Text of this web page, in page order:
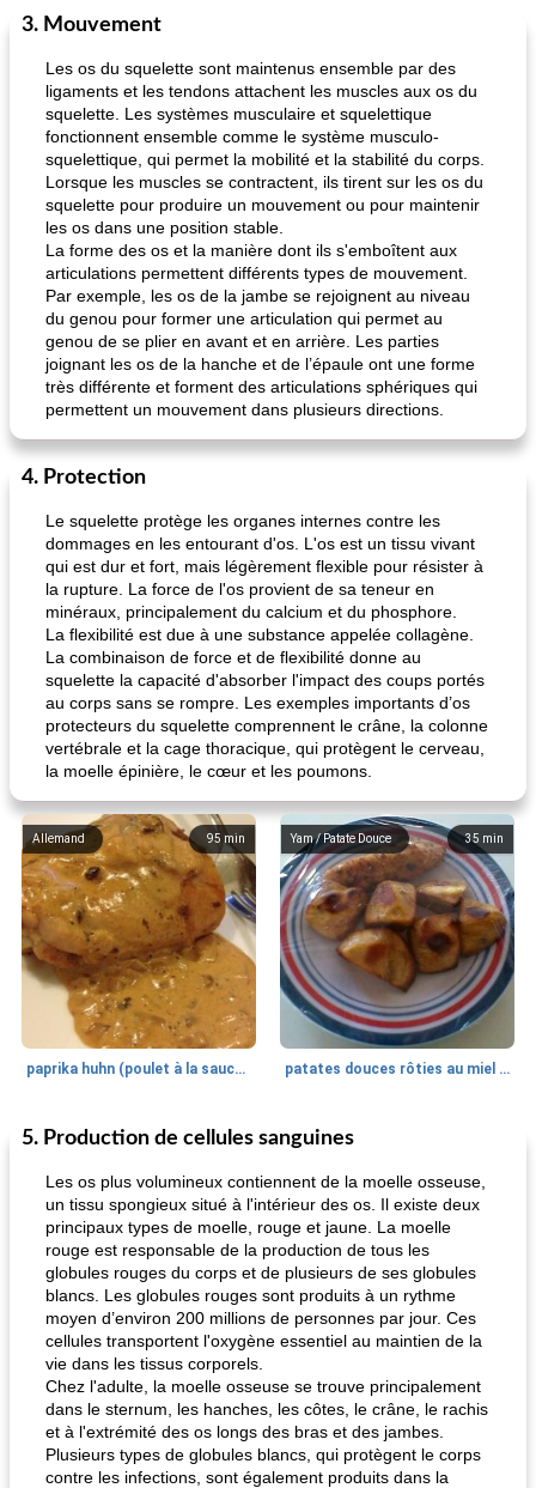
3. Mouvement
Les os du squelette sont maintenus ensemble par des
ligaments et les tendons attachent les muscles aux os du
squelette. Les systèmes musculaire et squelettique
fonctionnent ensemble comme le système musculo-
squelettique, qui permet la mobilité et la stabilité du corps.
Lorsque les muscles se contractent, ils tirent sur les os du
squelette pour produire un mouvement ou pour maintenir
les os dans une position stable.
La forme des os et la manière dont ils s'emboîtent aux
articulations permettent différents types de mouvement.
Par exemple, les os de la jambe se rejoignent au niveau
du genou pour former une articulation qui permet au
genou de se plier en avant et en arrière. Les parties
joignant les os de la hanche et de l’épaule ont une forme
très différente et forment des articulations sphériques qui
permettent un mouvement dans plusieurs directions.
4. Protection
Le squelette protège les organes internes contre les
dommages en les entourant d'os. L'os est un tissu vivant
qui est dur et fort, mais légèrement flexible pour résister à
la rupture. La force de l'os provient de sa teneur en
minéraux, principalement du calcium et du phosphore.
La flexibilité est due à une substance appelée collagène.
La combinaison de force et de flexibilité donne au
squelette la capacité d'absorber l'impact des coups portés
au corps sans se rompre. Les exemples importants d’os
protecteurs du squelette comprennent le crâne, la colonne
vertébrale et la cage thoracique, qui protègent le cerveau,
la moelle épinière, le cœur et les poumons.
95 min
Allemand
paprika huhn (poulet à la sauce paprika).
35 min
Yam / Patate Douce
patates douces rôties au miel / kumara
25min
Petit déjeuner et brunch
quinoa petit déjeuner méditerranéen
Viande et volaille
5. Production de cellules sanguines
Les os plus volumineux contiennent de la moelle osseuse,
un tissu spongieux situé à l'intérieur des os. Il existe deux
principaux types de moelle, rouge et jaune. La moelle
rouge est responsable de la production de tous les
globules rouges du corps et de plusieurs de ses globules
blancs. Les globules rouges sont produits à un rythme
moyen d’environ 200 millions de personnes par jour. Ces
cellules transportent l'oxygène essentiel au maintien de la
vie dans les tissus corporels.
Chez l'adulte, la moelle osseuse se trouve principalement
dans le sternum, les hanches, les côtes, le crâne, le rachis
et à l'extrémité des os longs des bras et des jambes.
Plusieurs types de globules blancs, qui protègent le corps
contre les infections, sont également produits dans la